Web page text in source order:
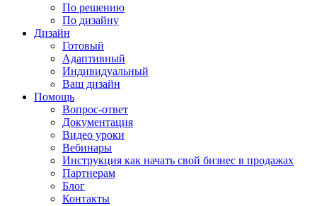
По решению
По дизайну
Дизайн
Готовый
Адаптивный
Индивидуальный
Ваш дизайн
Помощь
Вопрос-ответ
Документация
Видео уроки
Вебинары
Инструкция как начать свой бизнес в продажах
Партнерам
Блог
Контакты